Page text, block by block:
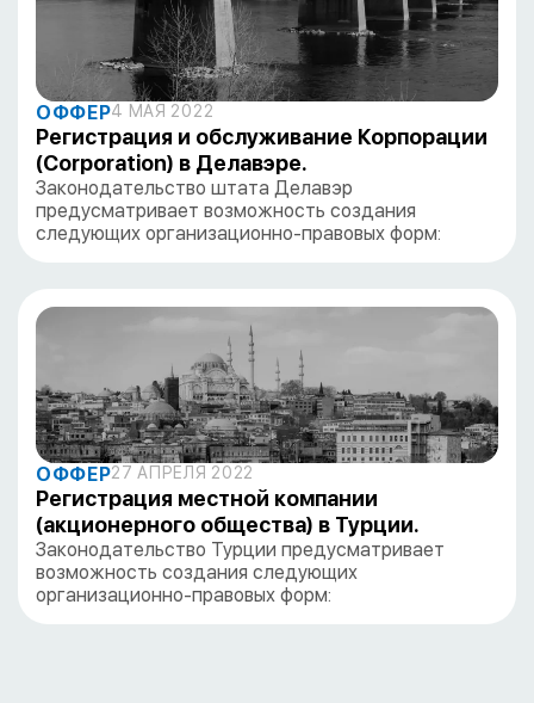
ОФФЕР4 МАЯ 2022
Регистрация и обслуживание Корпорации
(Corporation) в Делавэре.
Законодательство штата Делавэр
предусматривает возможность создания
следующих организационно-правовых форм:
ОФФЕР27 АПРЕЛЯ 2022
Регистрация местной компании
(акционерного общества) в Турции.
Законодательство Турции предусматривает
возможность создания следующих
организационно-правовых форм: